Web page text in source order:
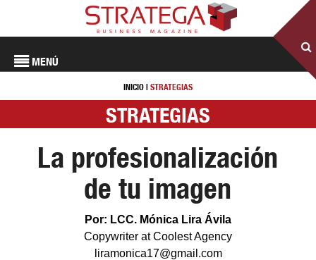
MENÚ
INICIO | STRATEGIAS
STRATEGIAS
La profesionalización
de tu imagen
Por: LCC. Mónica Lira Ávila
Copywriter at Coolest Agency
liramonica17@gmail.com